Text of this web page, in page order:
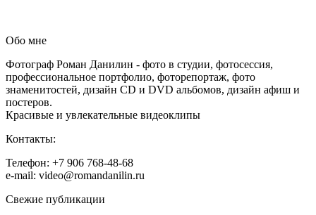
Обо мне
Фотограф Роман Данилин - фото в студии, фотосессия,
профессиональное портфолио, фоторепортаж, фото
знаменитостей, дизайн CD и DVD альбомов, дизайн афиш и
постеров.
Красивые и увлекательные видеоклипы
Контакты:
Телефон: +7 906 768-48-68
e-mail: video@romandanilin.ru
Свежие публикации